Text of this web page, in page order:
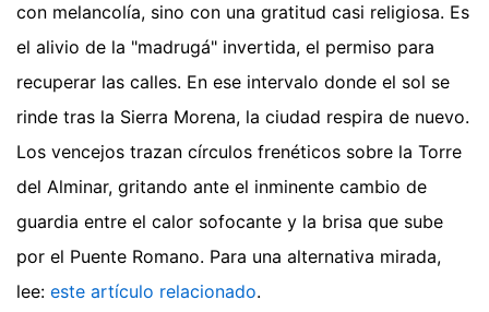
con melancolía, sino con una gratitud casi religiosa. Es
el alivio de la "madrugá" invertida, el permiso para
recuperar las calles. En ese intervalo donde el sol se
rinde tras la Sierra Morena, la ciudad respira de nuevo.
Los vencejos trazan círculos frenéticos sobre la Torre
del Alminar, gritando ante el inminente cambio de
guardia entre el calor sofocante y la brisa que sube
por el Puente Romano. Para una alternativa mirada,
lee: este artículo relacionado.